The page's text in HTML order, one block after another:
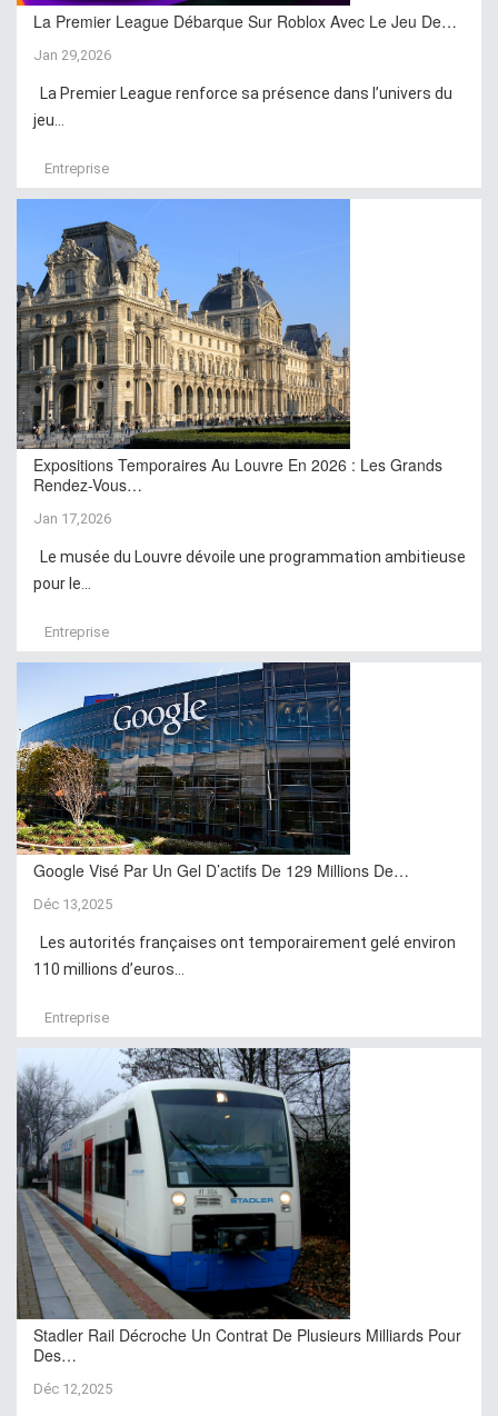
La Premier League Débarque Sur Roblox Avec Le Jeu De…
Jan 29,2026
La Premier League renforce sa présence dans l’univers du
jeu...
Entreprise
Expositions Temporaires Au Louvre En 2026 : Les Grands
Rendez-Vous…
Jan 17,2026
Le musée du Louvre dévoile une programmation ambitieuse
pour le...
Entreprise
Google Visé Par Un Gel D’actifs De 129 Millions De…
Déc 13,2025
Les autorités françaises ont temporairement gelé environ
110 millions d’euros...
Entreprise
Stadler Rail Décroche Un Contrat De Plusieurs Milliards Pour
Des…
Déc 12,2025